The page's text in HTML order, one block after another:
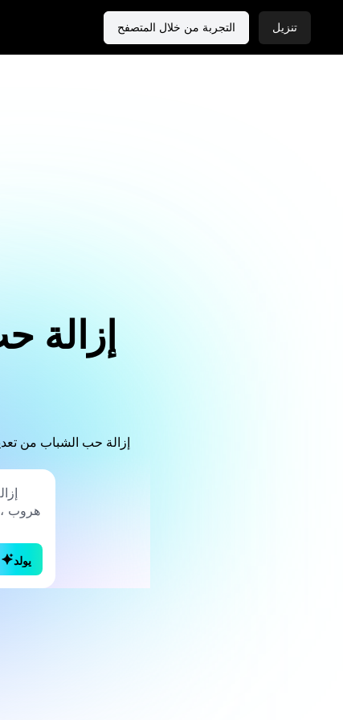
التجربة من خلال المتصفح تنزيل
إزالة
إزالة حب الشباب من
يولد